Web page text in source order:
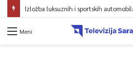
Izložba luksuznih i sportskih
Meni